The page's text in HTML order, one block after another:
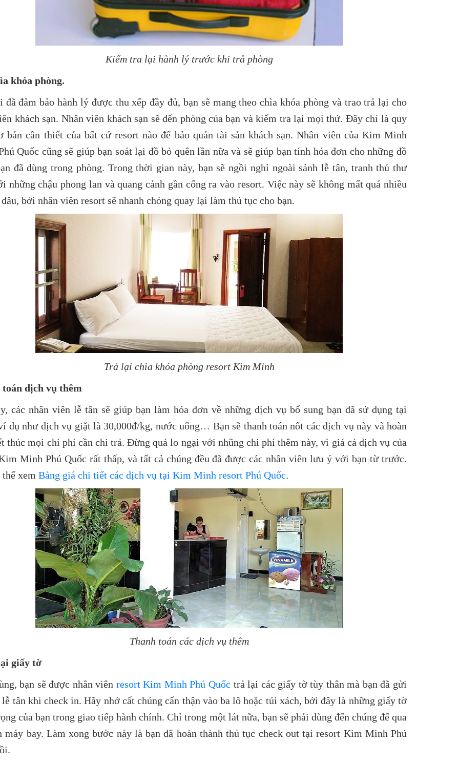
Kiểm tra lại hành lý trước khi trả phòng
khóa phòng.
đã đảm bảo hành lý được thu xếp đầy đủ, bạn sẽ mang theo chìa khóa phòng và trao trả lại cho
khách sạn. Nhân viên khách sạn sẽ đến phòng của bạn và kiểm tra lại mọi thứ. Đây chỉ là quy
bản cần thiết của bất cứ resort nào để bảo quản tài sản khách sạn. Nhân viên của Kim Minh
Quốc cũng sẽ giúp bạn soát lại đồ bỏ quên lần nữa và sẽ giúp bạn tính hóa đơn cho những đồ
đã dùng trong phòng. Trong thời gian này, bạn sẽ ngồi nghỉ ngoài sảnh lễ tân, tranh thủ thư
những chậu phong lan và quang cảnh gần cổng ra vào resort. Việc này sẽ không mất quá nhiều
bởi nhân viên resort sẽ nhanh chóng quay lại làm thủ tục cho bạn.
Trả lại chìa khóa phòng resort Kim Minh
dịch vụ thêm
các nhân viên lễ tân sẽ giúp bạn làm hóa đơn về những dịch vụ bổ sung bạn đã sử dụng tại
dụ như dịch vụ giặt là 30,000đ/kg, nước uống… Bạn sẽ thanh toán nốt các dịch vụ này và hoàn
thúc mọi chi phí cần chi trả. Đừng quá lo ngại với nhũng chi phí thêm này, vì giá cả dịch vụ của
Minh Phú Quốc rất thấp, và tất cả chúng đều đã được các nhân viên lưu ý với bạn từ trước.
xem Bảng giá chi tiết các dịch vụ tại Kim Minh resort Phú Quốc.
Thanh toán các dịch vụ thêm
giấy tờ
bạn sẽ được nhân viên resort Kim Minh Phú Quốc trả lại các giấy tờ tùy thân mà bạn đã gửi
tân khi check in. Hãy nhớ cất chúng cẩn thận vào ba lô hoặc túi xách, bởi đây là những giấy tờ
của bạn trong giao tiếp hành chính. Chỉ trong một lát nữa, bạn sẽ phải dùng đến chúng để qua
máy bay. Làm xong bước này là bạn đã hoàn thành thủ tục check out tại resort Kim Minh Phú